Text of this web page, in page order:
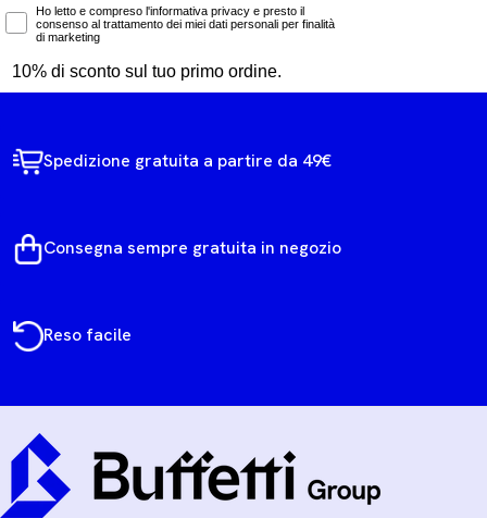
Marketing Consent
Ho letto e compreso l'informativa privacy e presto il
consenso al trattamento dei miei dati personali per finalità
di marketing
10% di sconto sul tuo primo ordine.
Spedizione gratuita a partire da 49€
Consegna sempre gratuita in negozio
Reso facile